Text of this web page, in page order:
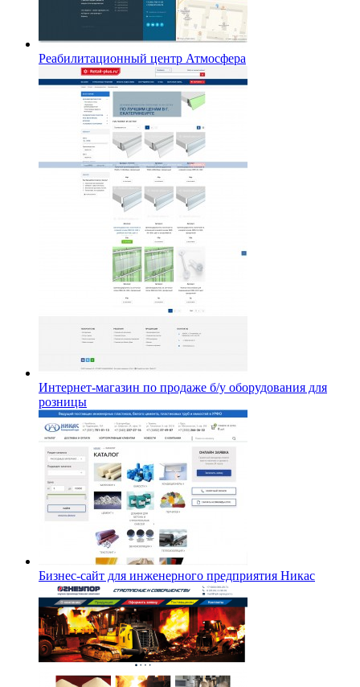
Реабилитационный центр Атмосфера
Интернет-магазин по продаже б/у оборудования для
розницы
Бизнес-сайт для инженерного предприятия Никас